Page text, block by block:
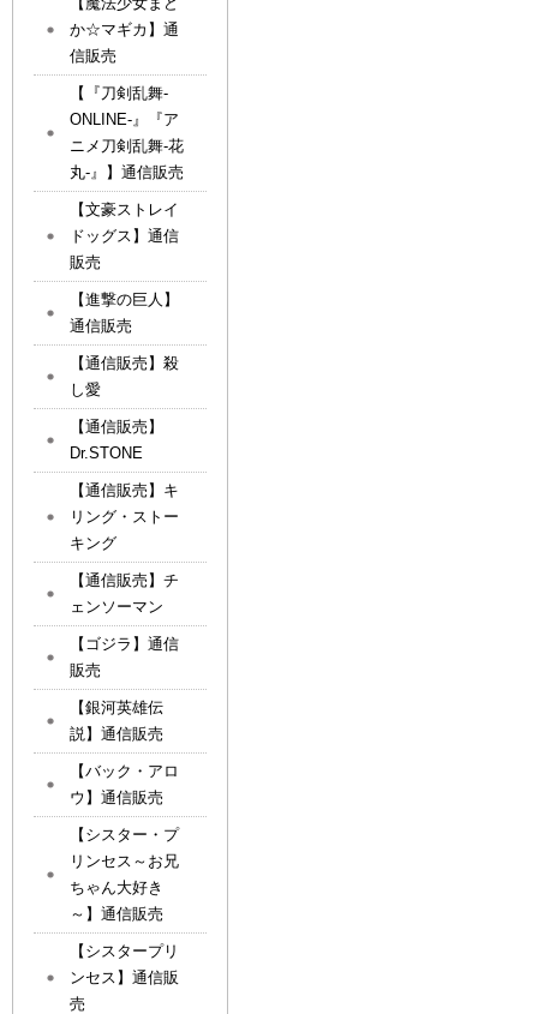
か☆マギカ】通
信販売
【『刀剣乱舞-
ONLINE-』『ア
ニメ刀剣乱舞-花
丸-』】通信販売
【文豪ストレイ
ドッグス】通信
販売
【進撃の巨人】
通信販売
【通信販売】殺
し愛
【通信販売】
Dr.STONE
【通信販売】キ
リング・ストー
キング
【通信販売】チ
ェンソーマン
【ゴジラ】通信
販売
【銀河英雄伝
説】通信販売
【バック・アロ
ウ】通信販売
【シスター・プ
リンセス～お兄
ちゃん大好き
～】通信販売
【シスタープリ
ンセス】通信販
売